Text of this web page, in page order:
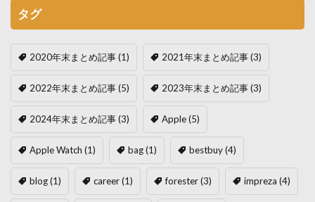
タグ
2020年末まとめ記事(1) 2021年末まとめ記事(3)
2022年末まとめ記事(5) 2023年末まとめ記事(3)
2024年末まとめ記事(3) Apple(5)
Apple Watch (1) bag(1) bestbuy(4)
blog(1) career(1) forester(3) impreza (4)